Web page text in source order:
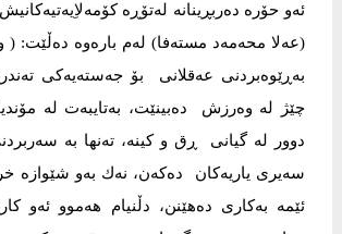
ئه‌و حۆره‌ ده‌ربڕینانه‌ له‌تۆڕه‌
(عه‌لا محه‌مه‌د مسته‌فا) له‌م باره‌وه‌ ده‌ڵێت: (
به‌ڕێوه‌بردنی‌ عه‌قلانی‌ بۆ جه‌سته‌یه‌كی‌
چێژ له‌ وه‌رزش ده‌بینێت، به‌تایبه‌ت له‌
دوور له‌ گیانی‌ ڕق و كینه‌، ته‌نها به‌
سه‌یری‌ یاریه‌كان ده‌كه‌ن، نه‌ك به‌و شێوازه‌
ئێمه‌ به‌كاری‌ ده‌هێنن، دڵنیام هه‌موو ئه‌و